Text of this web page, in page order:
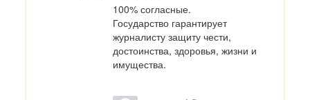
100% согласные.
Государство гарантирует
журналисту защиту чести,
достоинства, здоровья, жизни и
имущества.